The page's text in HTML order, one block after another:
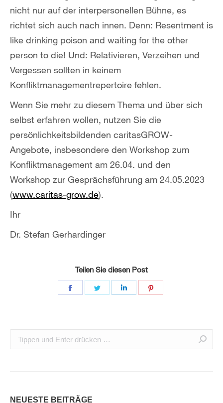
nicht nur auf der interpersonellen Bühne, es
richtet sich auch nach innen. Denn: Resentment is
like drinking poison and waiting for the other
person to die! Und: Relativieren, Verzeihen und
Vergessen sollten in keinem
Konfliktmanagementrepertoire fehlen.
Wenn Sie mehr zu diesem Thema und über sich
selbst erfahren wollen, nutzen Sie die
persönlichkeitsbildenden caritasGROW-
Angebote, insbesondere den Workshop zum
Konfliktmanagement am 26.04. und den
Workshop zur Gesprächsführung am 24.05.2023
(www.caritas-grow.de).
Ihr
Dr. Stefan Gerhardinger
Teilen Sie diesen Post
NEUESTE BEITRÄGE